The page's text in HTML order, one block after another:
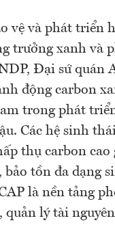
vệ và phát triển
trưởng xanh và
Đại sứ quán
động carbon
trong phát
Các hệ sinh
thụ carbon
bảo tồn đa dạng
là nền tảng
lý tài